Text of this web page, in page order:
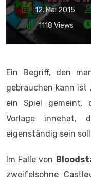
12. Mai 2015
1118 Views
Ein Begriff, den
gebrauchen kann ist
ein Spiel gemeint,
Vorlage innehat,
eigenständig sein
Im Falle von
zweifelsohne